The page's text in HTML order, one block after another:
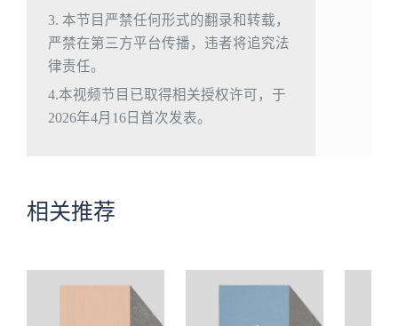
3. 本节目严禁任何形式的翻录和转载，
严禁在第三方平台传播，违者将追究法
律责任。
4.本视频节目已取得相关授权许可，于
2026年4月16日首次发表。
相关推荐